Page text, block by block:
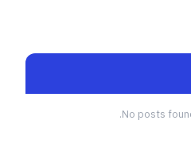
No posts